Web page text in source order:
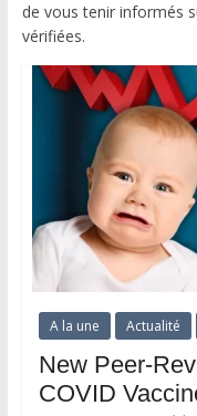
de vous tenir informés
vérifiées.
A la une Actualité
New Peer-
COVID